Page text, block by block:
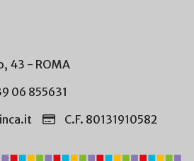
43 - ROMA
06 855631
C.F. 80131910582